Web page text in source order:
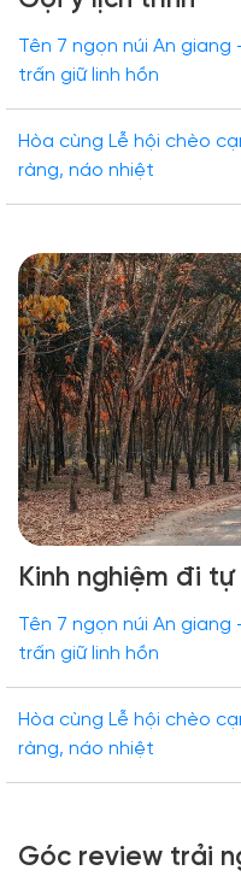
Tên 7 ngọn núi An
trấn giữ linh hồn
Hòa cùng Lễ hội chèo
ràng, náo nhiệt
Kinh nghiệm đi
Tên 7 ngọn núi An
trấn giữ linh hồn
Hòa cùng Lễ hội chèo
ràng, náo nhiệt
Góc review trải